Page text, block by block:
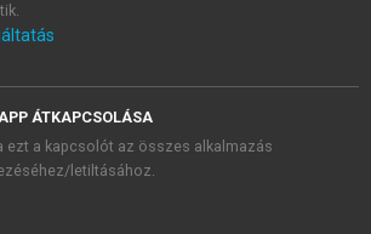
KIPRÓBÁLOM
ÁTKAPCSOLÁSA
ezt a kapcsolót az összes alkalmazás
letiltásához.